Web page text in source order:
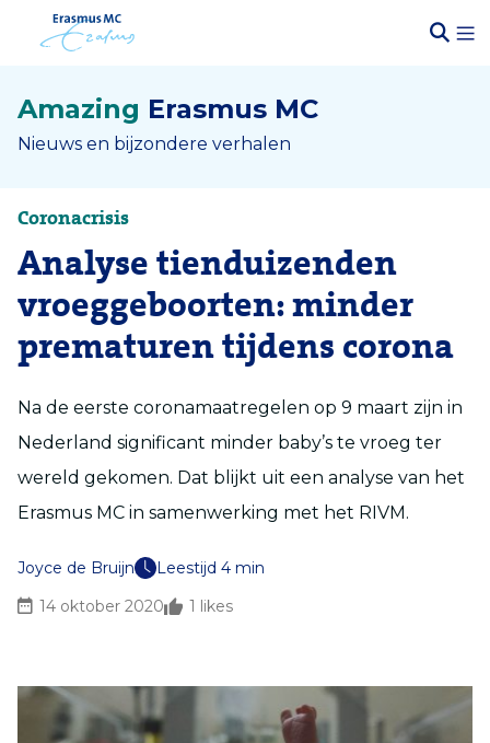
Amazing Erasmus MC
Nieuws en bijzondere verhalen
Coronacrisis
Analyse tienduizenden
vroeggeboorten: minder
prematuren tijdens corona
Na de eerste coronamaatregelen op 9 maart zijn in
Nederland significant minder baby’s te vroeg ter
wereld gekomen. Dat blijkt uit een analyse van het
Erasmus MC in samenwerking met het RIVM.
Joyce de Bruijn
Leestijd 4 min
14 oktober 2020
1 likes